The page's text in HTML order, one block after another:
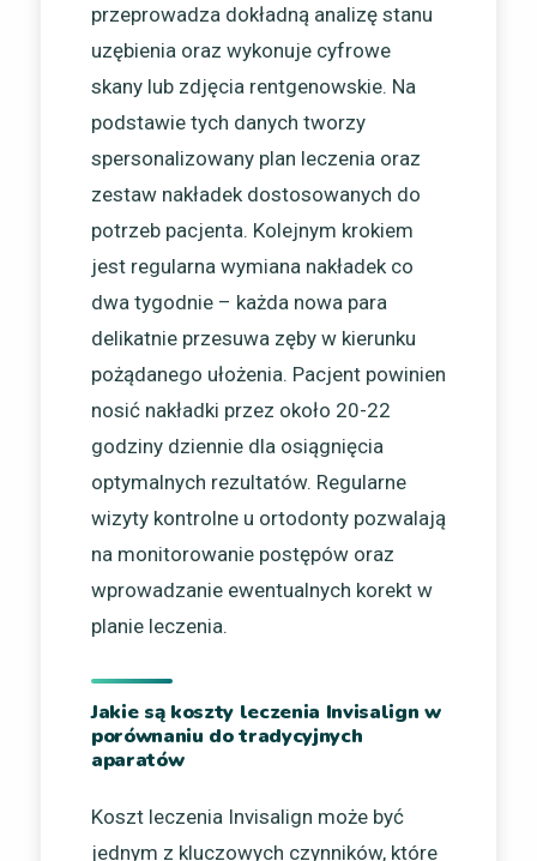
przeprowadza dokładną analizę stanu
uzębienia oraz wykonuje cyfrowe
skany lub zdjęcia rentgenowskie. Na
podstawie tych danych tworzy
spersonalizowany plan leczenia oraz
zestaw nakładek dostosowanych do
potrzeb pacjenta. Kolejnym krokiem
jest regularna wymiana nakładek co
dwa tygodnie – każda nowa para
delikatnie przesuwa zęby w kierunku
pożądanego ułożenia. Pacjent powinien
nosić nakładki przez około 20-22
godziny dziennie dla osiągnięcia
optymalnych rezultatów. Regularne
wizyty kontrolne u ortodonty pozwalają
na monitorowanie postępów oraz
wprowadzanie ewentualnych korekt w
planie leczenia.
Jakie są koszty leczenia Invisalign w
porównaniu do tradycyjnych
aparatów
Koszt leczenia Invisalign może być
jednym z kluczowych czynników, które